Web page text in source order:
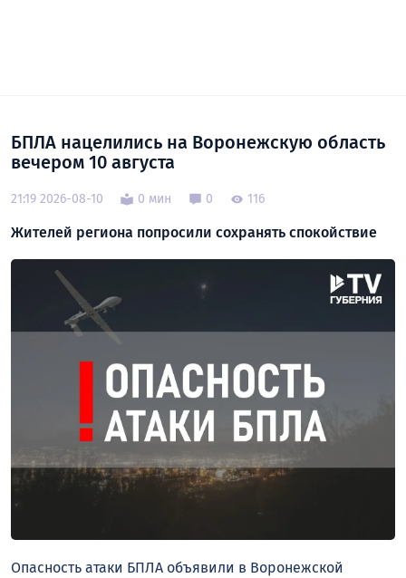
БПЛА нацелились на Воронежскую область
вечером 10 августа
21:19 2026-08-10 0 мин 0 116
Жителей региона попросили сохранять спокойствие
Опасность атаки БПЛА объявили в Воронежской